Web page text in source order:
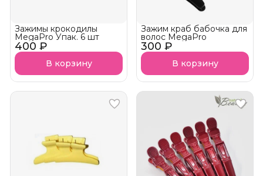
400 ₽
Зажимы крокодилы
MegaPro Упак. 6 шт
В корзину
300 ₽
Зажим краб бабочка для
волос MegaPro
В корзину